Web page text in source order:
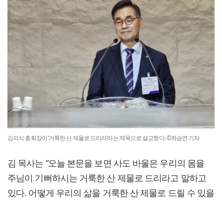
김의식 총회장이 ‘거룩한 산 제물로 드리라’라는 제목으로 설교했다. ©최승연 기자
김 목사는 “오늘 본문을 보면 사도 바울은 우리의 몸을
주님이 기뻐하시는 거룩한 산 제물로 드리라고 말하고
있다. 어떻게 우리의 삶을 거룩한 산 제물로 드릴 수 있을